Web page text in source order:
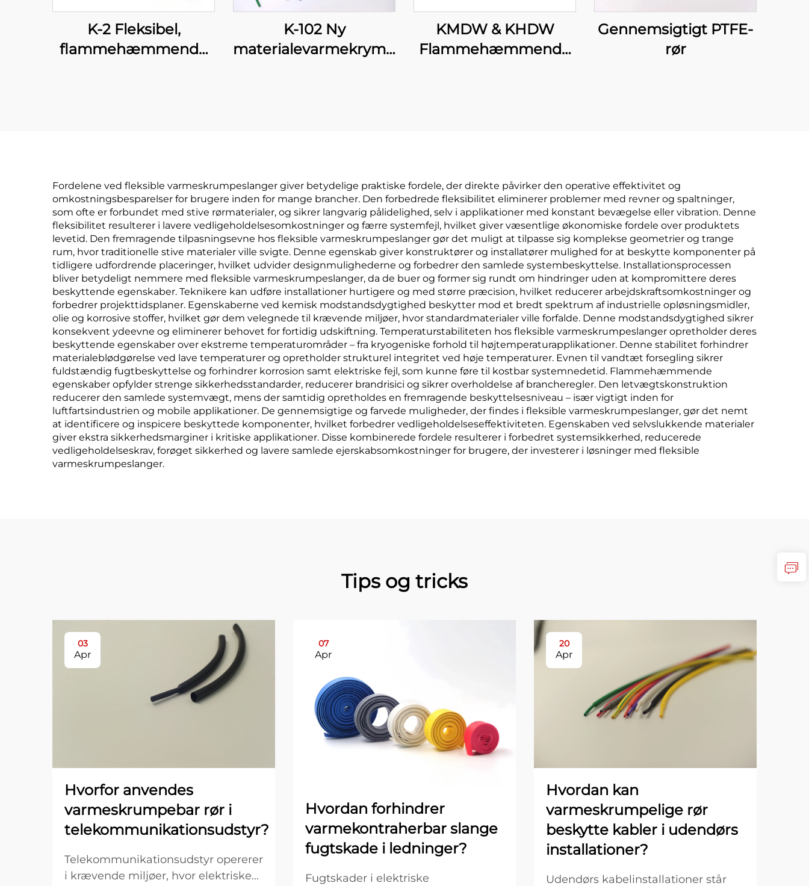
K-2 Fleksibel,
flammehæmmende
K-102 Ny
materialevarmekrympbar
KMDW & KHDW
Flammehæmmende
Gennemsigtigt PTFE-
rør
Fordelene ved fleksible varmeskrumpeslanger giver betydelige praktiske fordele, der direkte påvirker den operative effektivitet og
omkostningsbesparelser for brugere inden for mange brancher. Den forbedrede fleksibilitet eliminerer problemer med revner og spaltninger,
som ofte er forbundet med stive rørmaterialer, og sikrer langvarig pålidelighed, selv i applikationer med konstant bevægelse eller vibration. Denne
fleksibilitet resulterer i lavere vedligeholdelsesomkostninger og færre systemfejl, hvilket giver væsentlige økonomiske fordele over produktets
levetid. Den fremragende tilpasningsevne hos fleksible varmeskrumpeslanger gør det muligt at tilpasse sig komplekse geometrier og trange
rum, hvor traditionelle stive materialer ville svigte. Denne egenskab giver konstruktører og installatører mulighed for at beskytte komponenter på
tidligere udfordrende placeringer, hvilket udvider designmulighederne og forbedrer den samlede systembeskyttelse. Installationsprocessen
bliver betydeligt nemmere med fleksible varmeskrumpeslanger, da de buer og former sig rundt om hindringer uden at kompromittere deres
beskyttende egenskaber. Teknikere kan udføre installationer hurtigere og med større præcision, hvilket reducerer arbejdskraftsomkostninger og
forbedrer projekttidsplaner. Egenskaberne ved kemisk modstandsdygtighed beskytter mod et bredt spektrum af industrielle opløsningsmidler,
olie og korrosive stoffer, hvilket gør dem velegnede til krævende miljøer, hvor standardmaterialer ville forfalde. Denne modstandsdygtighed sikrer
konsekvent ydeevne og eliminerer behovet for fortidig udskiftning. Temperaturstabiliteten hos fleksible varmeskrumpeslanger opretholder deres
beskyttende egenskaber over ekstreme temperaturområder – fra kryogeniske forhold til højtemperaturapplikationer. Denne stabilitet forhindrer
materialeblødgørelse ved lave temperaturer og opretholder strukturel integritet ved høje temperaturer. Evnen til vandtæt forsegling sikrer
fuldstændig fugtbeskyttelse og forhindrer korrosion samt elektriske fejl, som kunne føre til kostbar systemnedetid. Flammehæmmende
egenskaber opfylder strenge sikkerhedsstandarder, reducerer brandrisici og sikrer overholdelse af brancheregler. Den letvægtskonstruktion
reducerer den samlede systemvægt, mens der samtidig opretholdes en fremragende beskyttelsesniveau – især vigtigt inden for
luftfartsindustrien og mobile applikationer. De gennemsigtige og farvede muligheder, der findes i fleksible varmeskrumpeslanger, gør det nemt
at identificere og inspicere beskyttede komponenter, hvilket forbedrer vedligeholdelseseffektiviteten. Egenskaben ved selvslukkende materialer
giver ekstra sikkerhedsmarginer i kritiske applikationer. Disse kombinerede fordele resulterer i forbedret systemsikkerhed, reducerede
vedligeholdelseskrav, forøget sikkerhed og lavere samlede ejerskabsomkostninger for brugere, der investerer i løsninger med fleksible
varmeskrumpeslanger.
Tips og tricks
03
Apr
Hvorfor anvendes
varmeskrumpebar rør i
telekommunikationsudstyr?
Telekommunikationsudstyr opererer
i krævende miljøer, hvor elektriske
07
Apr
Hvordan forhindrer
varmekontraherbar slange
fugtskade i ledninger?
Fugtskader i elektriske
20
Apr
Hvordan kan
varmeskrumpelige rør
beskytte kabler i udendørs
installationer?
Udendørs kabelinstallationer står